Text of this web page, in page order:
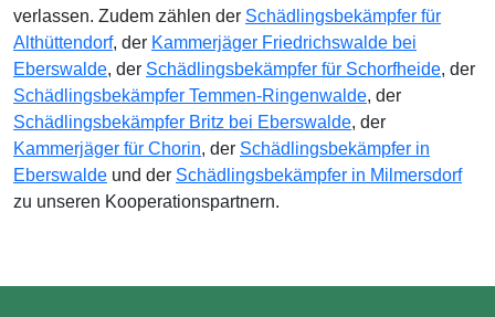
verlassen. Zudem zählen der Schädlingsbekämpfer für
Althüttendorf, der Kammerjäger Friedrichswalde bei
Eberswalde, der Schädlingsbekämpfer für Schorfheide, der
Schädlingsbekämpfer Temmen-Ringenwalde, der
Schädlingsbekämpfer Britz bei Eberswalde, der
Kammerjäger für Chorin, der Schädlingsbekämpfer in
Eberswalde und der Schädlingsbekämpfer in Milmersdorf
zu unseren Kooperationspartnern.